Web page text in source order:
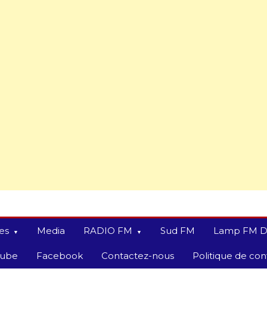
Media RADIO FM Sud FM Lamp FM
Facebook Contactez-nous Politique de